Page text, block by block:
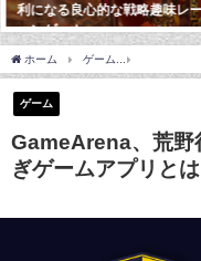
略趣味レーシ
MMORPG
2020年9月
ホーム ゲーム
ゲーム
GameArena、荒野
ぎゲームアプリとは